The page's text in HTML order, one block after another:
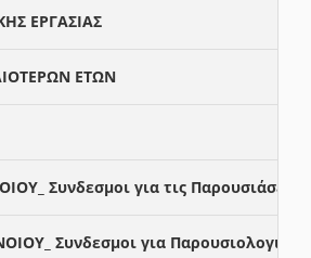
ΕΡΓΑΣΙΑΣ
ΕΤΩΝ
Συνδεσμοι για τις Παρουσιάσεις
Συνδεσμοι για Παρουσιολογια